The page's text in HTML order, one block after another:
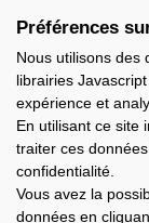
Où manger
Conseils de
Quoi faire
Consommer
Domaine
Offres groupes
Préférences
Nous utilisons des
librairies
expérience et
En utilisant ce site
traiter ces
confidentialité.
Vous avez la
données en